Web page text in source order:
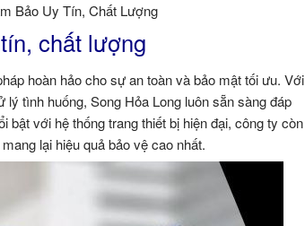
Bảo Uy Tín, Chất Lượng
chất lượng
hoàn hảo cho sự an toàn và bảo mật tối ưu. Với
tình huống, Song Hỏa Long luôn sẵn sàng đáp
bật với hệ thống trang thiết bị hiện đại, công ty còn
lại hiệu quả bảo vệ cao nhất.